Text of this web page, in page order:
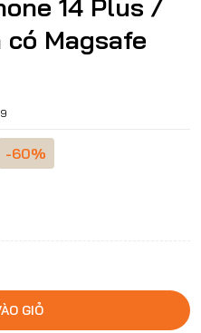
14 Plus /
có Magsafe
-60%
GIỎ